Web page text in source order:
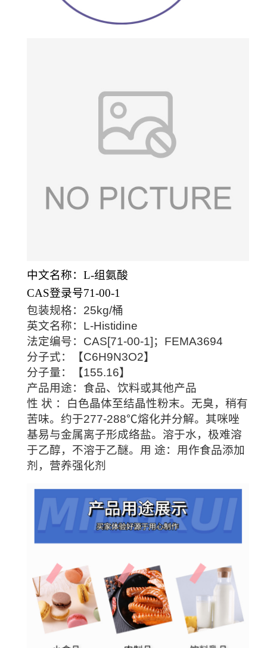
中文名称：L-组氨酸
CAS登录号71-00-1
包装规格：25kg/桶
英文名称：L-Histidine
法定编号：CAS[71-00-1]；FEMA3694
分子式：【C6H9N3O2】
分子量：【155.16】
产品用途：食品、饮料或其他产品
性 状 ：白色晶体至结晶性粉末。无臭，稍有
苦味。约于277-288℃熔化并分解。其咪唑
基易与金属离子形成络盐。溶于水，极难溶
于乙醇，不溶于乙醚。用 途：用作食品添加
剂，营养强化剂